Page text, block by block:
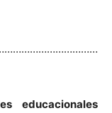
educacionales